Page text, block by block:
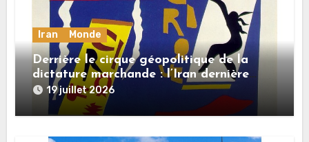
Iran Monde
Derrière le cirque géopolitique de la
dictature marchande : l’Iran dernière
dupe en date
19 juillet 2026